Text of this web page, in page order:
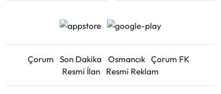
Çorum Son Dakika Osmancık Çorum FK
Resmi İlan
Resmi Reklam